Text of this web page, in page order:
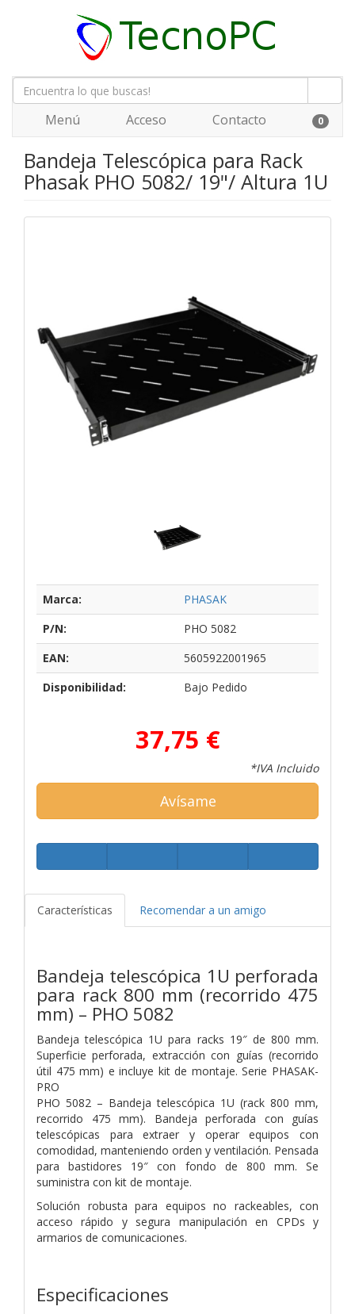
Menú Acceso Contacto 0
Bandeja Telescópica para Rack
Phasak PHO 5082/ 19"/ Altura 1U
Marca:
PHASAK
P/N:
PHO 5082
EAN:
5605922001965
Disponibilidad:
Bajo Pedido
37,75 €
*IVA Incluido
Avísame
Características Recomendar a un amigo
Bandeja telescópica 1U perforada
para rack 800 mm (recorrido 475
mm) – PHO 5082
Bandeja telescópica 1U para racks 19″ de 800 mm.
Superficie perforada, extracción con guías (recorrido
útil 475 mm) e incluye kit de montaje. Serie PHASAK-
PRO
PHO 5082 – Bandeja telescópica 1U (rack 800 mm,
recorrido 475 mm). Bandeja perforada con guías
telescópicas para extraer y operar equipos con
comodidad, manteniendo orden y ventilación. Pensada
para bastidores 19″ con fondo de 800 mm. Se
suministra con kit de montaje.
Solución robusta para equipos no rackeables, con
acceso rápido y segura manipulación en CPDs y
armarios de comunicaciones.
Especificaciones